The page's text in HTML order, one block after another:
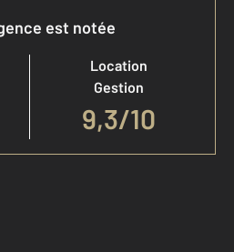
est notée
Location
Gestion
9,3/10